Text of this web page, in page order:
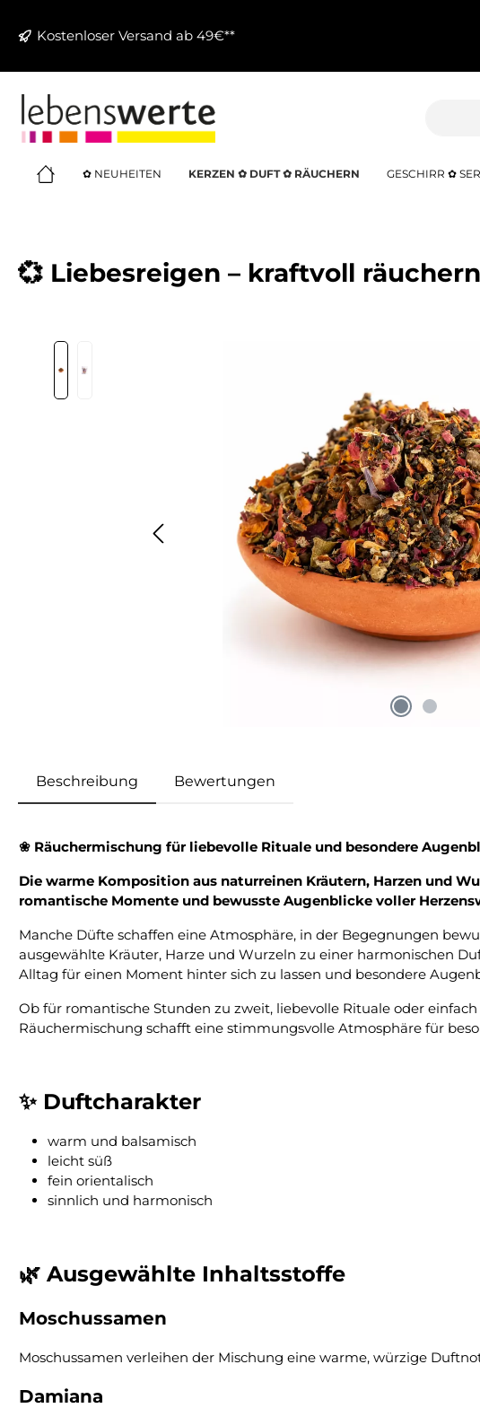
Kostenloser Versand ab 49€**
✿ NEUHEITEN KERZEN ✿ DUFT ✿ RÄUCHERN GESCHIRR ✿
💞 Liebesreigen – kraftvoll
Bildergalerie überspringen
Beschreibung Bewertungen
❀ Räuchermischung für liebevolle Rituale und besondere
Die warme Komposition aus naturreinen Kräutern, Harzen und
romantische Momente und bewusste Augenblicke voller
Manche Düfte schaffen eine Atmosphäre, in der Begegnungen
ausgewählte Kräuter, Harze und Wurzeln zu einer harmonischen
Alltag für einen Moment hinter sich zu lassen und besondere
Ob für romantische Stunden zu zweit, liebevolle Rituale oder
Räuchermischung schafft eine stimmungsvolle Atmosphäre für
✨ Duftcharakter
warm und balsamisch
leicht süß
fein orientalisch
sinnlich und harmonisch
🌿 Ausgewählte Inhaltsstoffe
Moschussamen
Moschussamen verleihen der Mischung eine warme, würzige
Damiana